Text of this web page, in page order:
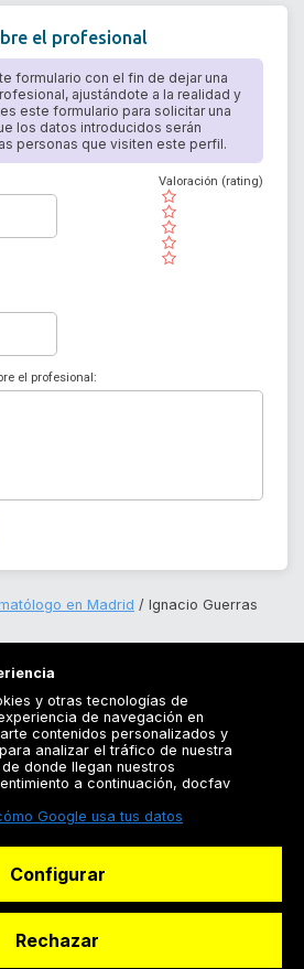
el profesional
formulario con el fin de dejar una
ajustándote a la realidad y
este formulario para solicitar una
los datos introducidos serán
personas que visiten este perfil.
( )
( )
( )
( )
( )
Valoración (rating)
el profesional:
en Madrid
Ignacio Guerras
Registrarse
y otras tecnologías de
de navegación en
contenidos personalizados y
analizar el tráfico de nuestra
donde llegan nuestros
a continuación, docfav
Google usa tus datos
Configurar
Rechazar